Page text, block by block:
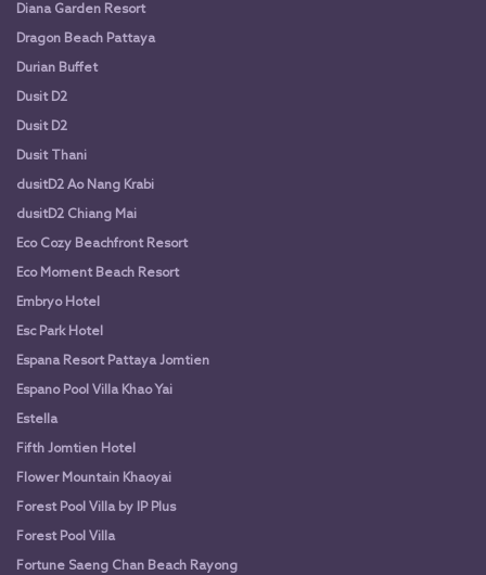
Diana Garden Resort
Dragon Beach Pattaya
Durian Buffet
Dusit D2
Dusit D2
Dusit Thani
dusitD2 Ao Nang Krabi
dusitD2 Chiang Mai
Eco Cozy Beachfront Resort
Eco Moment Beach Resort
Embryo Hotel
Esc Park Hotel
Espana Resort Pattaya Jomtien
Espano Pool Villa Khao Yai
Estella
Fifth Jomtien Hotel
Flower Mountain Khaoyai
Forest Pool Villa by IP Plus
Forest Pool Villa
Fortune Saeng Chan Beach Rayong